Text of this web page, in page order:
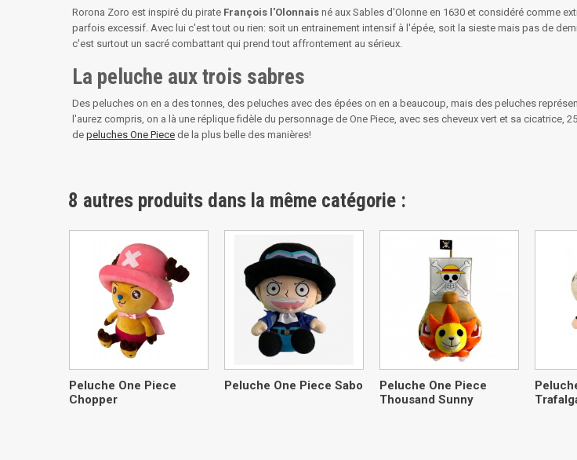
Rorona Zoro est inspiré du pirate François l'Olonnais né aux Sables d'Olonne en 1630 et considéré comme
parfois excessif. Avec lui c'est tout ou rien: soit un entrainement intensif à l'épée, soit la sieste mais pas de
c'est surtout un sacré combattant qui prend tout affrontement au sérieux.
La peluche aux trois sabres
Des peluches on en a des tonnes, des peluches avec des épées on en a beaucoup, mais des peluches
l'aurez compris, on a là une réplique fidèle du personnage de One Piece, avec ses cheveux vert et sa
de peluches One Piece de la plus belle des manières!
8 autres produits dans la même catégorie :
Peluche One Piece
Chopper
Peluche One Piece Sabo
Peluche One Piece
Thousand Sunny